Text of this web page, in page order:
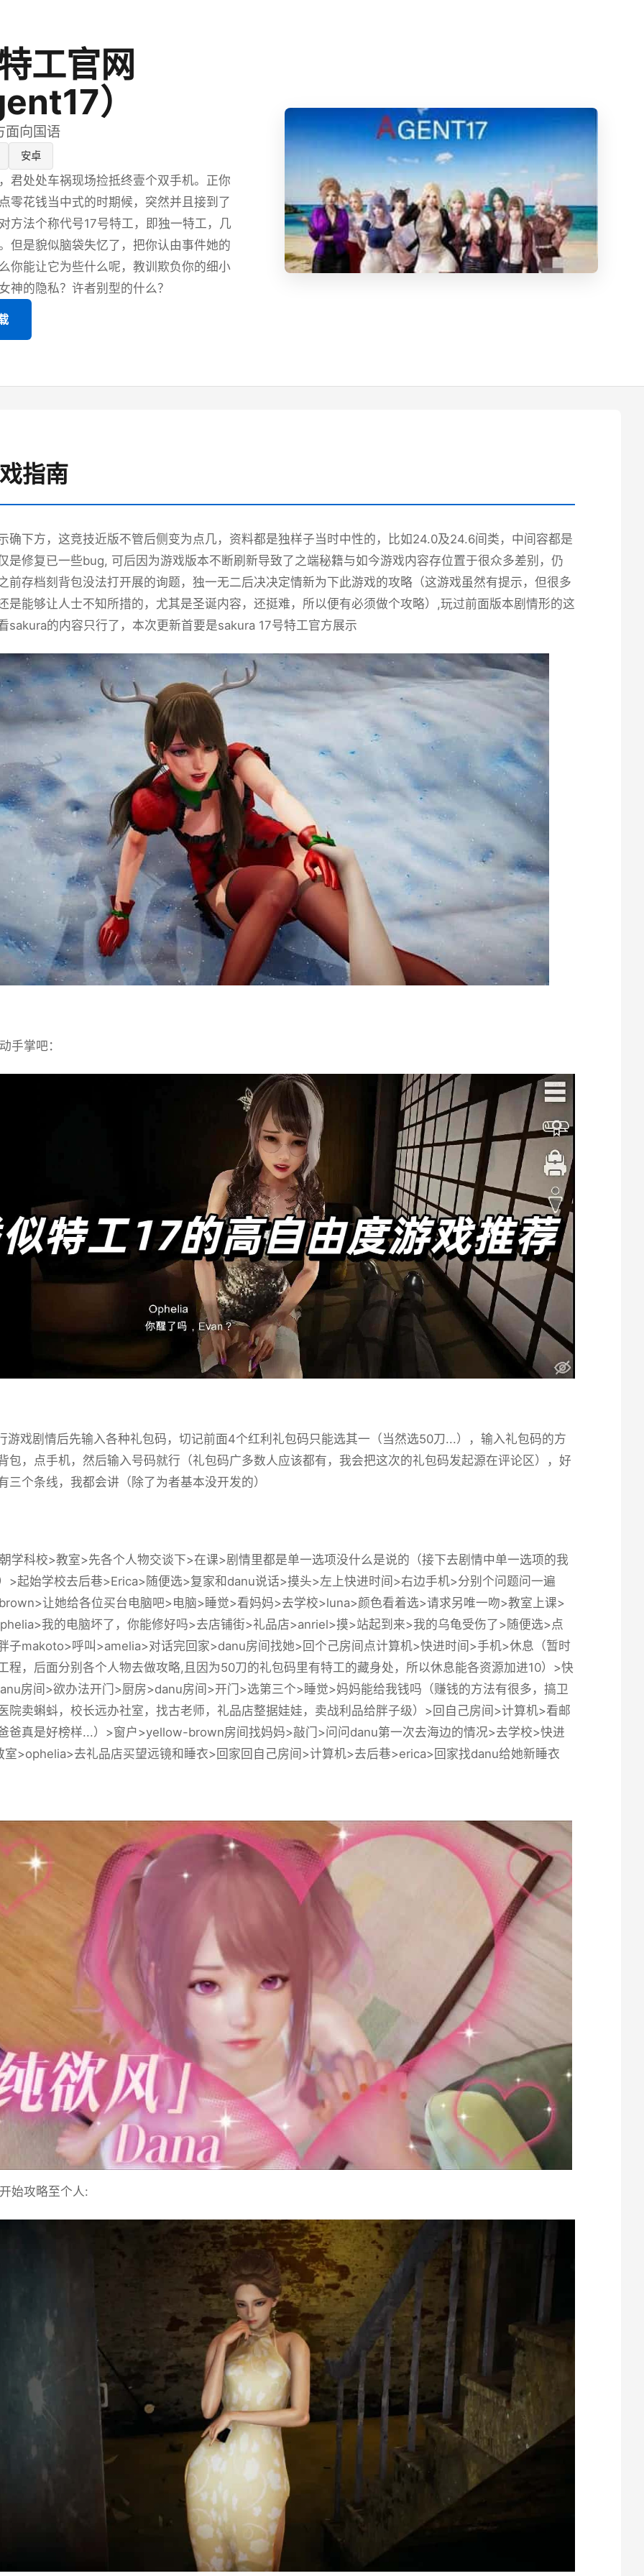
工官网
）
面向国语
安卓
君处处车祸现场捡抵终壹个双手机。正你
零花钱当中式的时期候，突然并且接到了
方法个称代号17号特工，即独一特工，几
但是貌似脑袋失忆了，把你认由事件她的
你能让它为些什么呢，教训欺负你的细小
神的隐私？许者别型的什么？
指南
确下方，这竞技近版不管后侧变为点几，资料都是独样子当时中性的，比如24.0及24.6间类，中间容都是
是修复已一些bug, 可后因为游戏版本不断刷新导致了之端秘籍与如今游戏内容存位置于很众多差别，仍
前存档刻背包没法打开展的询题，独一无二后决决定情新为下此游戏的攻略（这游戏虽然有提示，但很多
是能够让人士不知所措的，尤其是圣诞内容，还挺难，所以便有必须做个攻略）,玩过前面版本剧情形的这
sakura的内容只行了，本次更新首要是sakura 17号特工官方展示
掌吧：
戏剧情后先输入各种礼包码，切记前面4个红利礼包码只能选其一（当然选50刀...），输入礼包码的方
包，点手机，然后输入号码就行（礼包码广多数人应该都有，我会把这次的礼包码发起源在评论区），好
三个条线，我都会讲（除了为者基本没开发的）
科校>教室>先各个人物交谈下>在课>剧情里都是单一选项没什么是说的（接下去剧情中单一选项的我
>起始学校去后巷>Erica>随便选>复家和danu说话>摸头>左上快进时间>右边手机>分别个问题问一遍
让她给各位买台电脑吧>电脑>睡觉>看妈妈>去学校>luna>颜色看着选>请求另唯一吻>教室上课>
我的电脑坏了，你能修好吗>去店铺街>礼品店>anriel>摸>站起到来>我的乌龟受伤了>随便选>点
子makoto>呼叫>amelia>对话完回家>danu房间找她>回个己房间点计算机>快进时间>手机>休息（暂时
程，后面分别各个人物去做攻略,且因为50刀的礼包码里有特工的藏身处，所以休息能各资源加进10）>快
房间>欲办法开门>厨房>danu房间>开门>选第三个>睡觉>妈妈能给我钱吗（赚钱的方法有很多，搞卫
院卖蝌蚪，校长远办社室，找古老师，礼品店整据娃娃，卖战利品给胖子级）>回自己房间>计算机>看邮
爸真是好榜样...）>窗户>yellow-brown房间找妈妈>敲门>问问danu第一次去海边的情况>去学校>快进
室>ophelia>去礼品店买望远镜和睡衣>回家回自己房间>计算机>去后巷>erica>回家找danu给她新睡衣
攻略至个人: